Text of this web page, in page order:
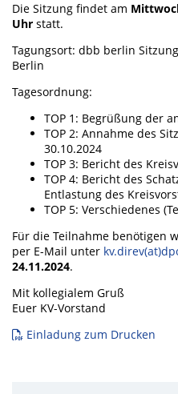
Die Sitzung findet am
Uhr statt.
Tagungsort: dbb berlin
Berlin
Tagesordnung:
TOP 1: Begrüßung der
TOP 2: Annahme des
30.10.2024
TOP 3: Bericht des
TOP 4: Bericht des
Entlastung des
TOP 5: Verschiedenes
Für die Teilnahme benötigen
per E-Mail unter
24.11.2024.
Mit kollegialem Gruß
Euer KV-Vorstand
Einladung zum Drucken